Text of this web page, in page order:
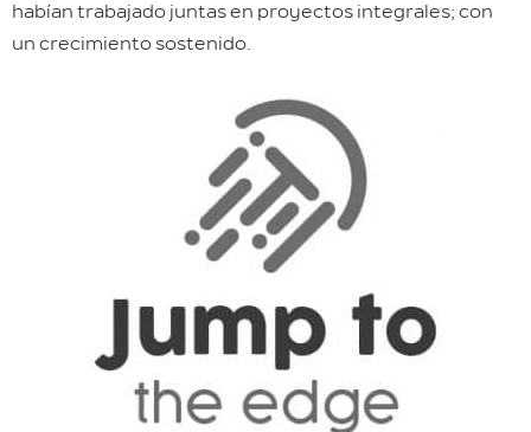
habían trabajado juntas en proyectos integrales; con
un crecimiento sostenido.